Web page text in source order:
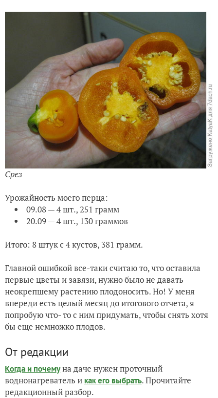
Срез
Урожайность моего перца:
09.08 — 4 шт., 251 грамм
20.09 — 4 шт., 130 граммов
Итого: 8 штук с 4 кустов, 381 грамм.
Главной ошибкой все-таки считаю то, что оставила
первые цветы и завязи, нужно было не давать
неокрепшему растению плодоносить. Но! У меня
впереди есть целый месяц до итогового отчета, я
попробую что- то с ним придумать, чтобы снять хотя
бы еще немножко плодов.
От редакции
Когда и почемуна даче нужен проточный
воднонагреватель и как его выбрать. Прочитайте
редакционный разбор.